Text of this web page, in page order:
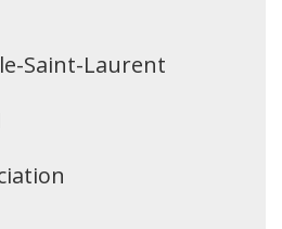
Saint-Laurent